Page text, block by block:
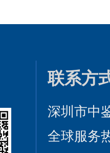
联系方
深圳市中
全球服务